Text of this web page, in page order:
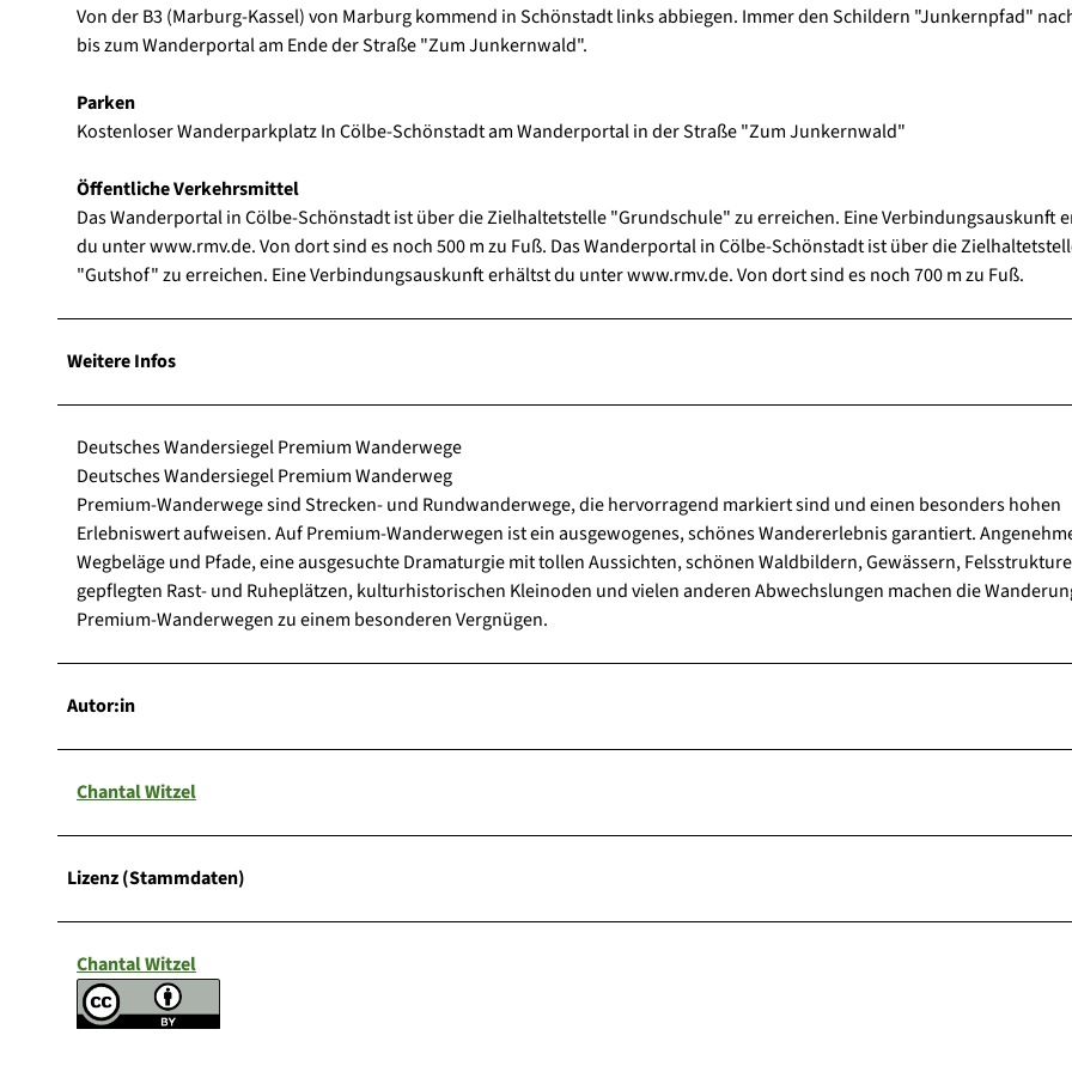
Von der B3 (Marburg-Kassel) von Marburg kommend in Schönstadt links abbiegen. Immer den Schildern "Junkernpfad"
bis zum Wanderportal am Ende der Straße "Zum Junkernwald".
Parken
Kostenloser Wanderparkplatz In Cölbe-Schönstadt am Wanderportal in der Straße "Zum Junkernwald"
Öffentliche Verkehrsmittel
Das Wanderportal in Cölbe-Schönstadt ist über die Zielhaltetstelle "Grundschule" zu erreichen. Eine Verbindungsauskunft
du unter www.rmv.de. Von dort sind es noch 500 m zu Fuß. Das Wanderportal in Cölbe-Schönstadt ist über die
"Gutshof" zu erreichen. Eine Verbindungsauskunft erhältst du unter www.rmv.de. Von dort sind es noch 700 m zu Fuß.
Weitere Infos
Deutsches Wandersiegel Premium Wanderwege
Deutsches Wandersiegel Premium Wanderweg
Premium-Wanderwege sind Strecken- und Rundwanderwege, die hervorragend markiert sind und einen besonders hohen
Erlebniswert aufweisen. Auf Premium-Wanderwegen ist ein ausgewogenes, schönes Wandererlebnis garantiert.
Wegbeläge und Pfade, eine ausgesuchte Dramaturgie mit tollen Aussichten, schönen Waldbildern, Gewässern,
gepflegten Rast- und Ruheplätzen, kulturhistorischen Kleinoden und vielen anderen Abwechslungen machen die
Premium-Wanderwegen zu einem besonderen Vergnügen.
Autor:in
Chantal Witzel
Lizenz (Stammdaten)
Chantal Witzel